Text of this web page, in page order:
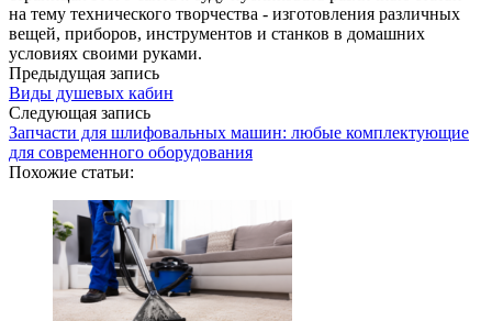
на тему технического творчества - изготовления различных
вещей, приборов, инструментов и станков в домашних
условиях своими руками.
Предыдущая запись
Виды душевых кабин
Следующая запись
Запчасти для шлифовальных машин: любые комплектующие
для современного оборудования
Похожие статьи: